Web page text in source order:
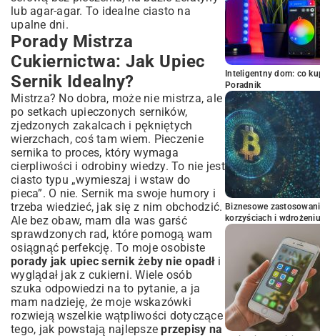
lub agar-agar. To idealne ciasto na
upalne dni.
Porady Mistrza
Cukiernictwa: Jak Upiec
Sernik Idealny?
Mistrza? No dobra, może nie mistrza, ale
po setkach upieczonych serników,
zjedzonych zakalcach i pękniętych
wierzchach, coś tam wiem. Pieczenie
sernika to proces, który wymaga
cierpliwości i odrobiny wiedzy. To nie jest
ciasto typu „wymieszaj i wstaw do
pieca”. O nie. Sernik ma swoje humory i
trzeba wiedzieć, jak się z nim obchodzić.
Ale bez obaw, mam dla was garść
sprawdzonych rad, które pomogą wam
osiągnąć perfekcję. To moje osobiste
porady jak upiec sernik żeby nie opadłi
wyglądał jak z cukierni. Wiele osób
szuka odpowiedzi na to pytanie, a ja
mam nadzieję, że moje wskazówki
rozwieją wszelkie wątpliwości dotyczące
tego, jak powstają najlepszeprzepisy na
Inteligentny dom: co
Poradnik
Biznesowe
korzyściach i wdrożeniu